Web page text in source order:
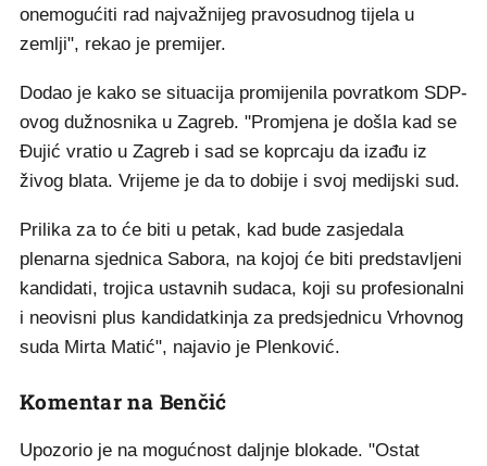
onemogućiti rad najvažnijeg pravosudnog tijela u
zemlji", rekao je premijer.
Dodao je kako se situacija promijenila povratkom SDP-
ovog dužnosnika u Zagreb. "Promjena je došla kad se
Đujić vratio u Zagreb i sad se koprcaju da izađu iz
živog blata. Vrijeme je da to dobije i svoj medijski sud.
Prilika za to će biti u petak, kad bude zasjedala
plenarna sjednica Sabora, na kojoj će biti predstavljeni
kandidati, trojica ustavnih sudaca, koji su profesionalni
i neovisni plus kandidatkinja za predsjednicu Vrhovnog
suda Mirta Matić", najavio je Plenković.
Komentar na Benčić
Upozorio je na mogućnost daljnje blokade. "Ostat